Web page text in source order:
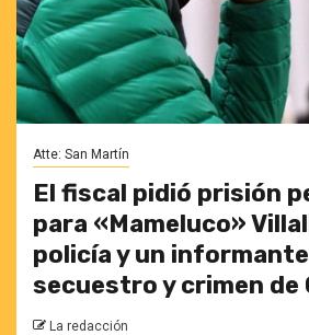
Atte: San Martín
El fiscal pidió prisión
para «Mameluco»
policía y un
secuestro y crimen de
La redacción